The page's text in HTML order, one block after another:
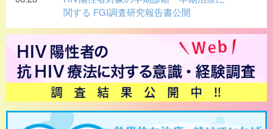
関する FGI調査研究報告書公開